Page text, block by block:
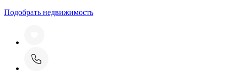
Подобрать недвижимость